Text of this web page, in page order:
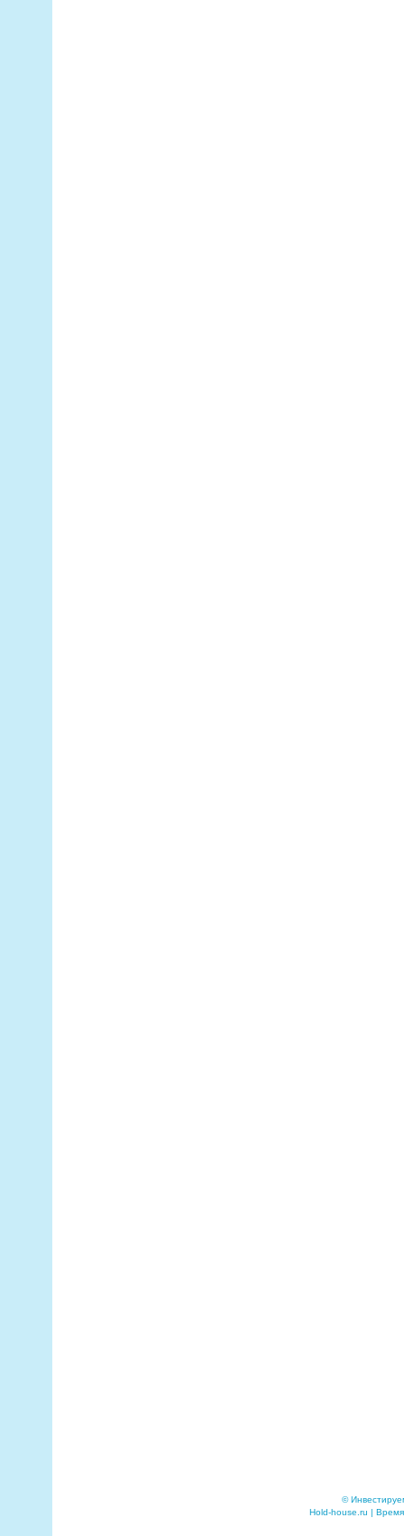
©
Hold-house.ru |